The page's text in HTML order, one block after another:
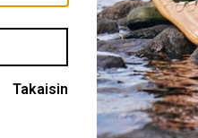
Takaisin